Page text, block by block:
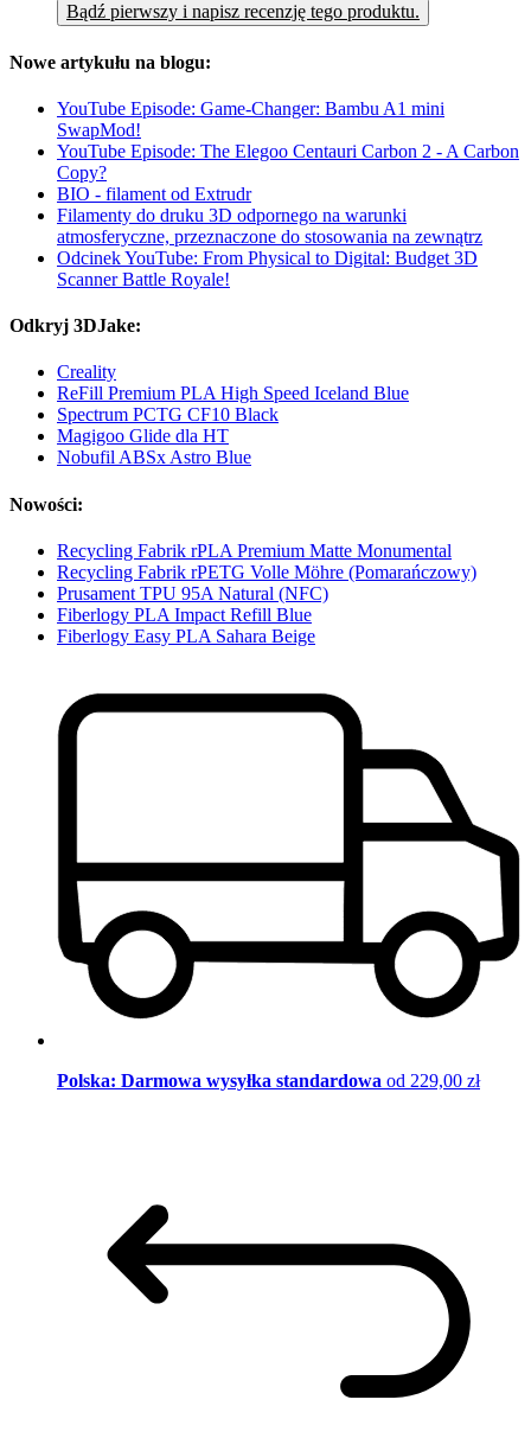
Bądź pierwszy i napisz recenzję tego produktu.
Nowe artykułu na blogu:
YouTube Episode: Game-Changer: Bambu A1 mini
SwapMod!
YouTube Episode: The Elegoo Centauri Carbon 2 - A Carbon
Copy?
BIO - filament od Extrudr
Filamenty do druku 3D odpornego na warunki
atmosferyczne, przeznaczone do stosowania na zewnątrz
Odcinek YouTube: From Physical to Digital: Budget 3D
Scanner Battle Royale!
Odkryj 3DJake:
Creality
ReFill Premium PLA High Speed Iceland Blue
Spectrum PCTG CF10 Black
Magigoo Glide dla HT
Nobufil ABSx Astro Blue
Nowości:
Recycling Fabrik rPLA Premium Matte Monumental
Recycling Fabrik rPETG Volle Möhre (Pomarańczowy)
Prusament TPU 95A Natural (NFC)
Fiberlogy PLA Impact Refill Blue
Fiberlogy Easy PLA Sahara Beige
Polska: Darmowa wysyłka standardowa od 229,00 zł